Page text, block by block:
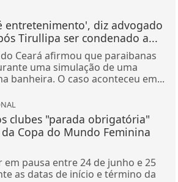
entretenimento', diz advogado
Tirullipa ser condenado a...
Ceará afirmou que paraibanas
uma simulação de uma
banheira. O caso aconteceu em...
clubes "parada obrigatória"
Copa do Mundo Feminina
em pausa entre 24 de junho e 25
as datas de início e término da